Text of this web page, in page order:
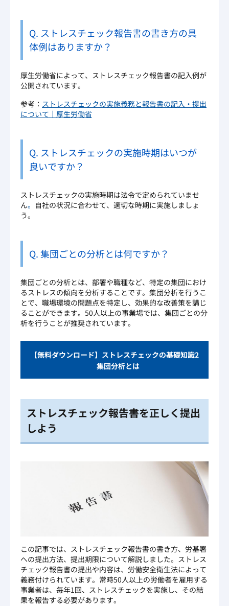
Q. ストレスチェック報告書の書き方の具
体例はありますか？
厚生労働省によって、ストレスチェック報告書の記入例が
公開されています。
参考： ストレスチェックの実施義務と報告書の記入・提出
について｜厚生労働省
Q. ストレスチェックの実施時期はいつが
良いですか？
ストレスチェックの実施時期は法令で定められていませ
ん。 自社の状況に合わせて、適切な時期に実施しましょ
う。
Q. 集団ごとの分析とは何ですか？
集団ごとの分析とは、部署や職種など、特定の集団におけ
るストレスの傾向を分析することです。集団分析を行うこ
とで、職場環境の問題点を特定し、効果的な改善策を講じ
ることができます。50人以上の事業場では、集団ごとの分
析を行うことが推奨されています。
【無料ダウンロード】ストレスチェックの基礎知識2
集団分析とは
ストレスチェック報告書を正しく提出
しよう
この記事では、ストレスチェック報告書の書き方、労基署
への提出方法、提出期限について解説しました。ストレス
チェック報告書の提出や内容は、労働安全衛生法によって
義務付けられています。常時50人以上の労働者を雇用する
事業者は、毎年1回、ストレスチェックを実施し、その結
果を報告する必要があります。